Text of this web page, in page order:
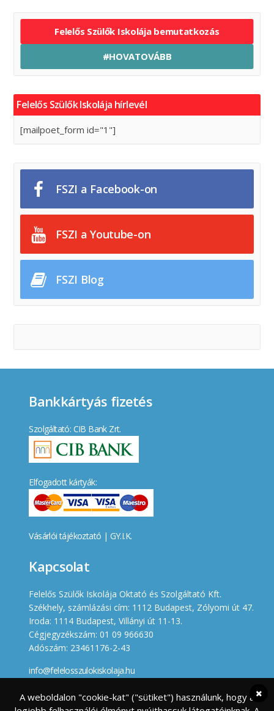
Felelős Szülők Iskolája bemutatkozás
#HOVATOVÁBB
Felelős Szülők Iskolája hírlevél
[mailpoet_form id="1"]
FSZI a Facebook-on
FSZI a Youtube-on
FSZI Blog
Bankkártyás fizetés
Szolgáltató: CIB Bank Zrt.
Elfogadott kártyák:
Vásárlói tájékoztató | GY.I.K.
Kapcsolat
Felelős Szülők Iskolája Oktató és Szolgáltató Kft.
Székhely, számlázási cím: 1112 Budapest, Zólyomi út 47.
Iroda: 1114 Budapest, Villányi út 11-13.
Cégjegyzékszám: 01 09 966630
Adószám: 23461176-2-43
info@felelosszulokiskolaja.hu
A weboldalon "cookie-kat" ("sütiket") használunk, hogy a